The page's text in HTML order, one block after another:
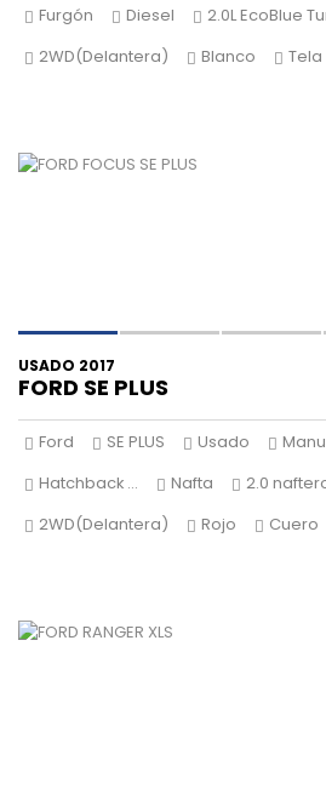
Furgón
Diesel 2.0L EcoBlue
2WD(Delantera)
Blanco Tela
USADO 2017
FORD SE PLUS
Ford SE PLUS Usado
Hatchback ... Nafta 2.0
2WD(Delantera)
Rojo Cuero